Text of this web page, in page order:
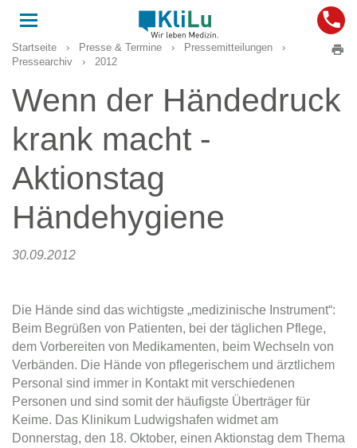
Toggle
navigation
Startseite › Presse & Termine › Pressemitteilungen
›
Pressearchiv
› 2012
Wenn der Händedruck
krank macht -
Aktionstag
Händehygiene
30.09.2012
Die Hände sind das wichtigste „medizinische Instrument“:
Beim Begrüßen von Patienten, bei der täglichen Pflege,
dem Vorbereiten von Medikamenten, beim Wechseln von
Verbänden. Die Hände von pflegerischem und ärztlichem
Personal sind immer in Kontakt mit verschiedenen
Personen und sind somit der häufigste Überträger für
Keime. Das Klinikum Ludwigshafen widmet am
Donnerstag, den 18. Oktober, einen Aktionstag dem Thema